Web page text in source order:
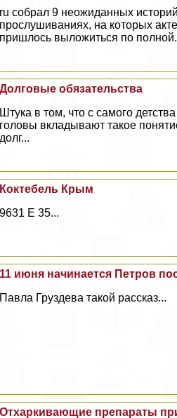
ru собрал 9 неожиданных
прослушиваниях, на которых
пришлось выложиться по
Долговые обязательства
Штука в том, что с самого
головы вкладывают такое
долг...
Коктебель Крым
9631 E 35...
11 июня начинается Петров
Павла Груздева такой рассказ...
Отхаркивающие препараты